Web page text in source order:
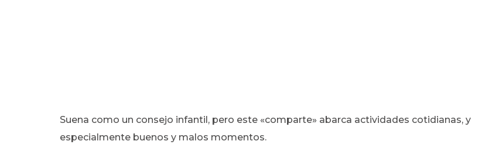
Suena como un consejo infantil, pero este «comparte» abarca actividades cotidianas, y
especialmente buenos y malos momentos.